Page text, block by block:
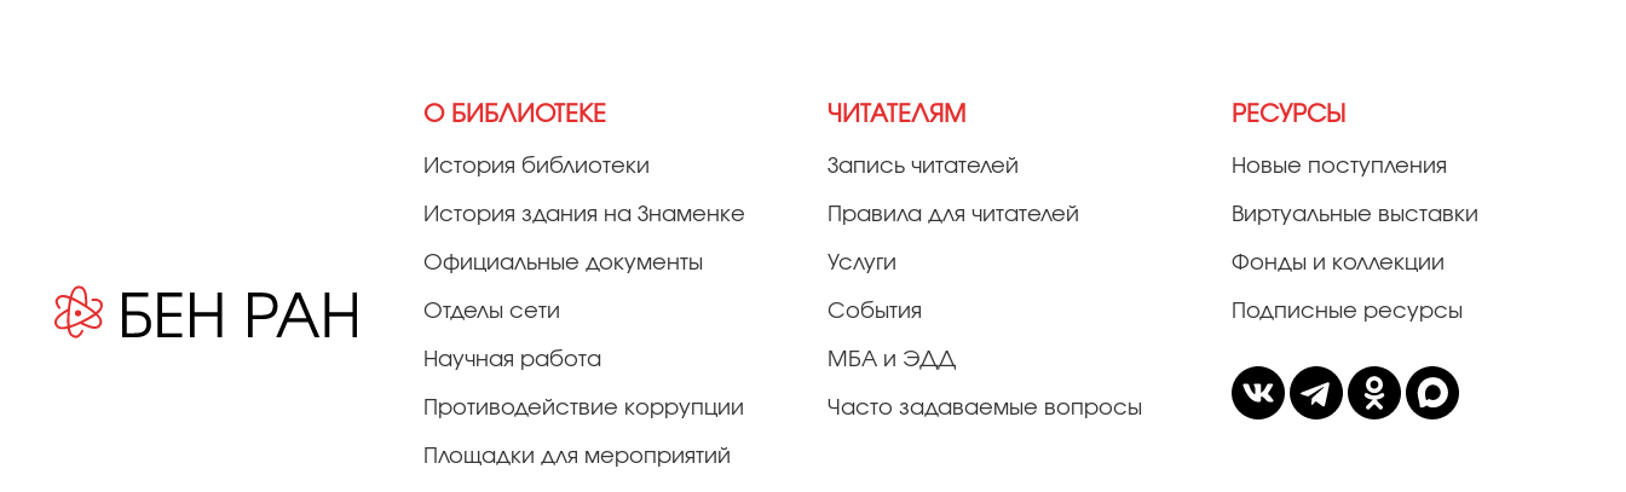
О БИБЛИОТЕКЕ
История библиотеки
История здания на Знаменке
Официальные документы
Отделы сети
Научная работа
Противодействие коррупции
Площадки для мероприятий
ЧИТАТЕЛЯМ
Запись читателей
Правила для читателей
Услуги
События
МБА и ЭДД
Часто задаваемые вопросы
РЕСУРСЫ
Новые поступления
Виртуальные выставки
Фонды и коллекции
Подписные ресурсы